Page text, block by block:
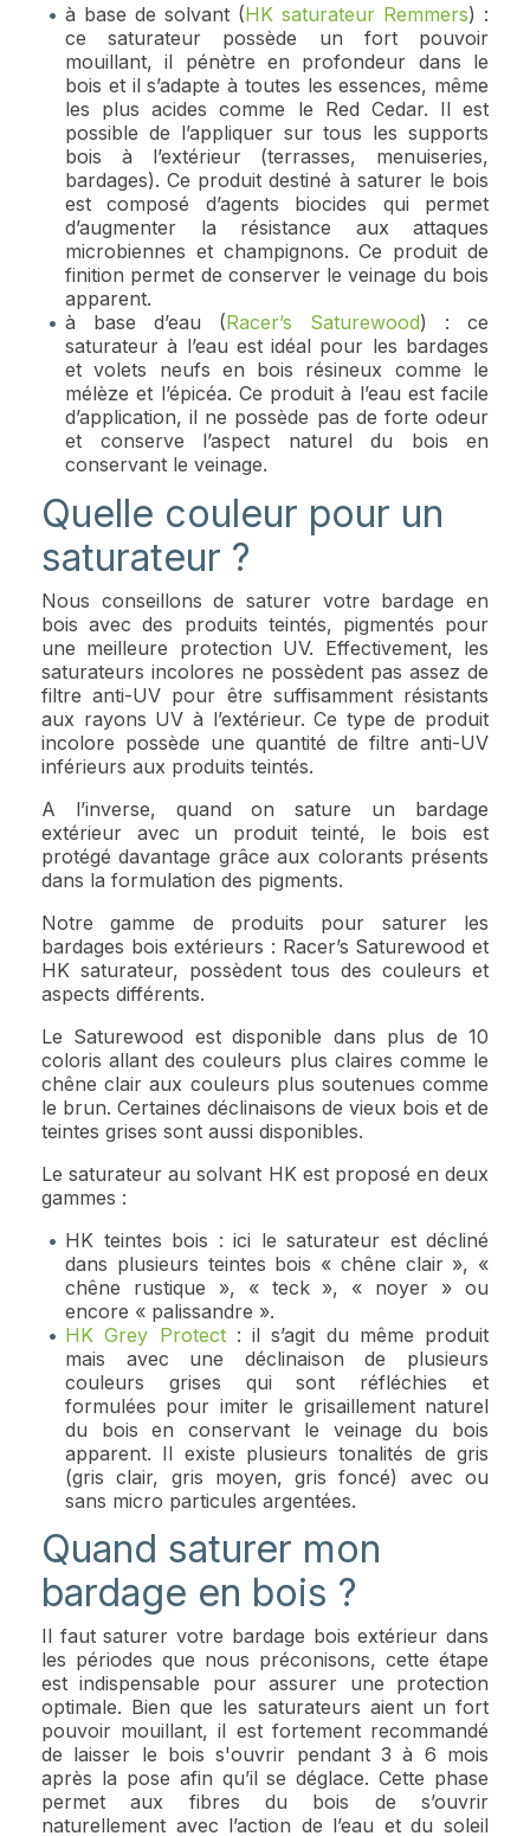
à base de solvant (HK saturateur Remmers) :
ce saturateur possède un fort pouvoir
mouillant, il pénètre en profondeur dans le
bois et il s’adapte à toutes les essences, même
les plus acides comme le Red Cedar. Il est
possible de l’appliquer sur tous les supports
bois à l’extérieur (terrasses, menuiseries,
bardages). Ce produit destiné à saturer le bois
est composé d’agents biocides qui permet
d’augmenter la résistance aux attaques
microbiennes et champignons. Ce produit de
finition permet de conserver le veinage du bois
apparent.
à base d’eau (Racer’s Saturewood) : ce
saturateur à l’eau est idéal pour les bardages
et volets neufs en bois résineux comme le
mélèze et l’épicéa. Ce produit à l’eau est facile
d’application, il ne possède pas de forte odeur
et conserve l’aspect naturel du bois en
conservant le veinage.
Quelle couleur pour un
saturateur ?
Nous conseillons de saturer votre bardage en
bois avec des produits teintés, pigmentés pour
une meilleure protection UV. Effectivement, les
saturateurs incolores ne possèdent pas assez de
filtre anti-UV pour être suffisamment résistants
aux rayons UV à l’extérieur. Ce type de produit
incolore possède une quantité de filtre anti-UV
inférieurs aux produits teintés.
A l’inverse, quand on sature un bardage
extérieur avec un produit teinté, le bois est
protégé davantage grâce aux colorants présents
dans la formulation des pigments.
Notre gamme de produits pour saturer les
bardages bois extérieurs : Racer’s Saturewood et
HK saturateur, possèdent tous des couleurs et
aspects différents.
Le Saturewood est disponible dans plus de 10
coloris allant des couleurs plus claires comme le
chêne clair aux couleurs plus soutenues comme
le brun. Certaines déclinaisons de vieux bois et de
teintes grises sont aussi disponibles.
Le saturateur au solvant HK est proposé en deux
gammes :
HK teintes bois : ici le saturateur est décliné
dans plusieurs teintes bois « chêne clair », «
chêne rustique », « teck », « noyer » ou
encore « palissandre ».
HK Grey Protect: il s’agit du même produit
mais avec une déclinaison de plusieurs
couleurs grises qui sont réfléchies et
formulées pour imiter le grisaillement naturel
du bois en conservant le veinage du bois
apparent. Il existe plusieurs tonalités de gris
(gris clair, gris moyen, gris foncé) avec ou
sans micro particules argentées.
Quand saturer mon
bardage en bois ?
Il faut saturer votre bardage bois extérieur dans
les périodes que nous préconisons, cette étape
est indispensable pour assurer une protection
optimale. Bien que les saturateurs aient un fort
pouvoir mouillant, il est fortement recommandé
de laisser le bois s'ouvrir pendant 3 à 6 mois
après la pose afin qu’il se déglace. Cette phase
permet aux fibres du bois de s’ouvrir
naturellement avec l’action de l’eau et du soleil